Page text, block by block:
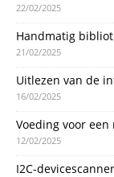
22/02/2025
Handmatig
21/02/2025
Uitlezen van de
16/02/2025
Voeding voor een
12/02/2025
I2C-